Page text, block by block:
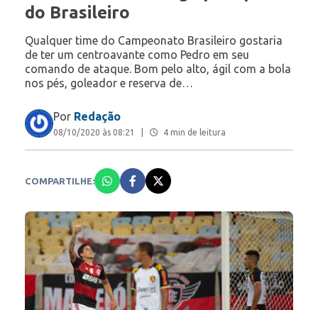
do Brasileiro
Qualquer time do Campeonato Brasileiro gostaria
de ter um centroavante como Pedro em seu
comando de ataque. Bom pelo alto, ágil com a bola
nos pés, goleador e reserva de…
Por Redação
08/10/2020 às 08:21 4 min de leitura
COMPARTILHE: